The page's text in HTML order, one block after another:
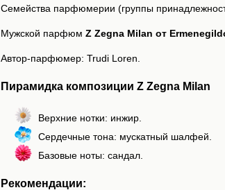
Семейства парфюмерии (группы
Мужской парфюм Z Zegna Milan от
Автор-парфюмер: Trudi Loren.
Пирамидка композиции Z Zegna Milan
Верхние нотки: инжир.
Сердечные тона: мускатный шалфей.
Базовые ноты: сандал.
Рекомендации: